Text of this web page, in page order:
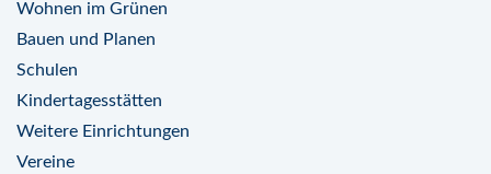
Wohnen im Grünen
Bauen und Planen
Schulen
Kindertagesstätten
Weitere Einrichtungen
Vereine